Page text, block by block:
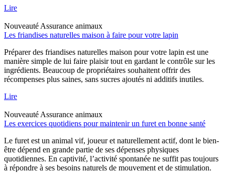
Lire
Nouveauté Assurance animaux
Les friandises naturelles maison à faire pour votre lapin
Préparer des friandises naturelles maison pour votre lapin est une
manière simple de lui faire plaisir tout en gardant le contrôle sur les
ingrédients. Beaucoup de propriétaires souhaitent offrir des
récompenses plus saines, sans sucres ajoutés ni additifs inutiles.
Lire
Nouveauté Assurance animaux
Les exercices quotidiens pour maintenir un furet en bonne santé
Le furet est un animal vif, joueur et naturellement actif, dont le bien-
être dépend en grande partie de ses dépenses physiques
quotidiennes. En captivité, l’activité spontanée ne suffit pas toujours
à répondre à ses besoins naturels de mouvement et de stimulation.